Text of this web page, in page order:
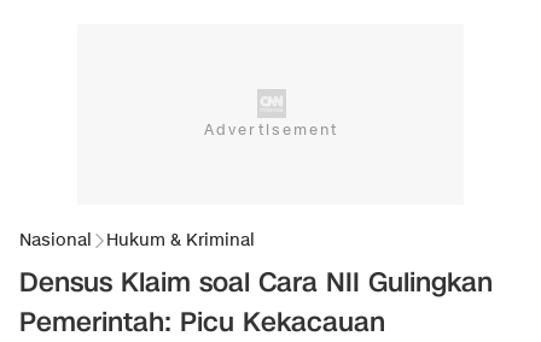
Nasional Hukum & Kriminal
Densus Klaim soal Cara NII Gulingkan
Pemerintah: Picu Kekacauan